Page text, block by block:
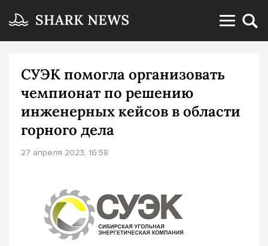
СУЭК помогла организовать
чемпионат по решению
инженерных кейсов в области
горного дела
27 апреля 2023, 16:58